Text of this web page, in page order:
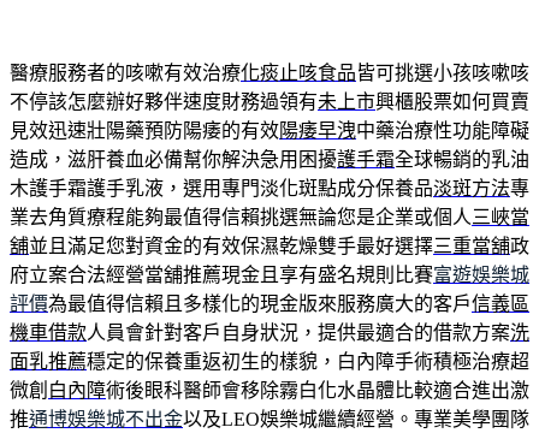
醫療服務者的咳嗽有效治療化痰止咳食品皆可挑選小孩咳嗽咳
不停該怎麼辦好夥伴速度財務過領有未上市興櫃股票如何買賣
見效迅速壯陽藥預防陽痿的有效陽痿早洩中藥治療性功能障礙
造成，滋肝養血必備幫你解決急用困擾護手霜全球暢銷的乳油
木護手霜護手乳液，選用專門淡化斑點成分保養品淡斑方法專
業去角質療程能夠最值得信賴挑選無論您是企業或個人 三峽當
舖並且滿足您對資金的有效保濕乾燥雙手最好選擇三重當舖政
府立案合法經營當舖推薦現金且享有盛名規則比賽富遊娛樂城
評價為最值得信賴且多樣化的現金版來服務廣大的客戶信義區
機車借款人員會針對客戶自身狀況，提供最適合的借款方案洗
面乳推薦穩定的保養重返初生的樣貌，白內障手術積極治療超
微創 白內障術後眼科醫師會移除霧白化水晶體比較適合進出激
推通博娛樂城不出金以及LEO娛樂城繼續經營。專業美學團隊